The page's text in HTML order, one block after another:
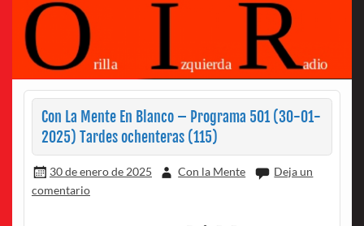
Con La Mente En Blanco – Programa 501 (30-01-
2025) Tardes ochenteras (115)
30 de enero de 2025 Con la Mente
Deja un
comentario